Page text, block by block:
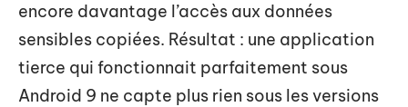
encore davantage l’accès aux données
sensibles copiées. Résultat : une application
tierce qui fonctionnait parfaitement sous
Android 9 ne capte plus rien sous les versions